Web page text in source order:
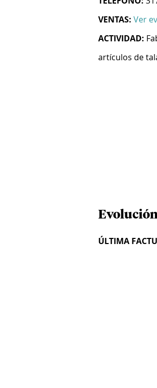
VENTAS: Ver
ACTIVIDAD:
artículos de
Evolución
ÚLTIMA